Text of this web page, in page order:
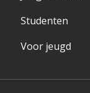
Studenten
Voor jeugd